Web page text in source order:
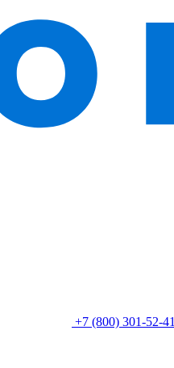
+7 (800) 301-52-41